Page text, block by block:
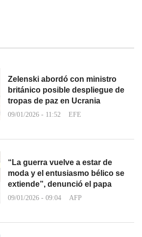
Zelenski abordó con ministro
británico posible despliegue de
tropas de paz en Ucrania
09/01/2026 - 11:52 EFE
“La guerra vuelve a estar de
moda y el entusiasmo bélico se
extiende”, denunció el papa
09/01/2026 - 09:04 AFP